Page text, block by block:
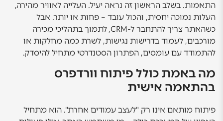
התאמות. בשלב הראשון זה נראה יעיל. העלייה לאוויר מהירה,
העלות נמוכה יחסית, והכול עובד – פחות או יותר. אבל
כשהאתר צריך להתחבר ל-CRM, לתמוך בתהליכי מכירה
מורכבים, לעמוד בדרישות נגישות, לשרת כמה מחלקות או
להתמודד עם עומסים, הפתרון הסטנדרטי מתחיל להיסדק.
מה באמת כולל פיתוח וורדפרס
בהתאמה אישית
פיתוח מותאם אינו רק "לעצב עמודים אחרת". הוא מתחיל